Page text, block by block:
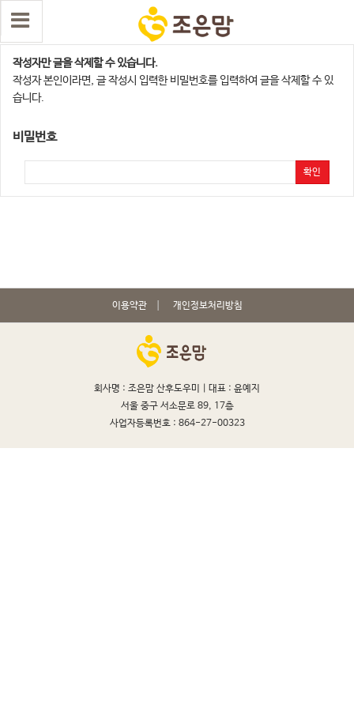
댓글 삭제
작성자만 글을 삭제할 수 있습니다.
작성자 본인이라면, 글 작성시 입력한 비밀번호를 입력하여 글을 삭제할 수 있
습니다.
비밀번호
확인
이용약관 개인정보처리방침
회사명 : 조은맘 산후도우미 | 대표 : 윤예지
서울 중구 서소문로 89, 17층
사업자등록번호 : 864-27-00323